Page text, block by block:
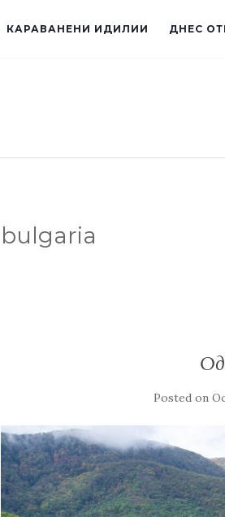
КАРАВАНЕНИ ИДИЛИИ ДНЕС
bulgaria
Posted on